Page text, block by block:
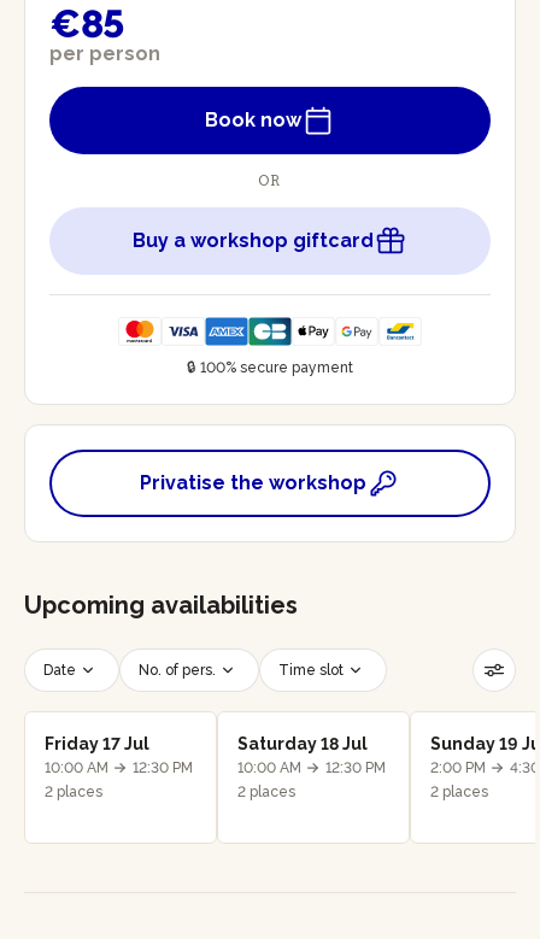
€85
per person
Book now
OR
Buy a workshop giftcard
🔒 100% secure payment
Privatise the workshop
Upcoming availabilities
Date No. of pers. Time slot
Reset filters
Friday 17 Jul
10:00 AM
12:30 PM
2 places
Saturday 18 Jul
10:00 AM
12:30 PM
2 places
Sunday 19
2:00 PM
2 places